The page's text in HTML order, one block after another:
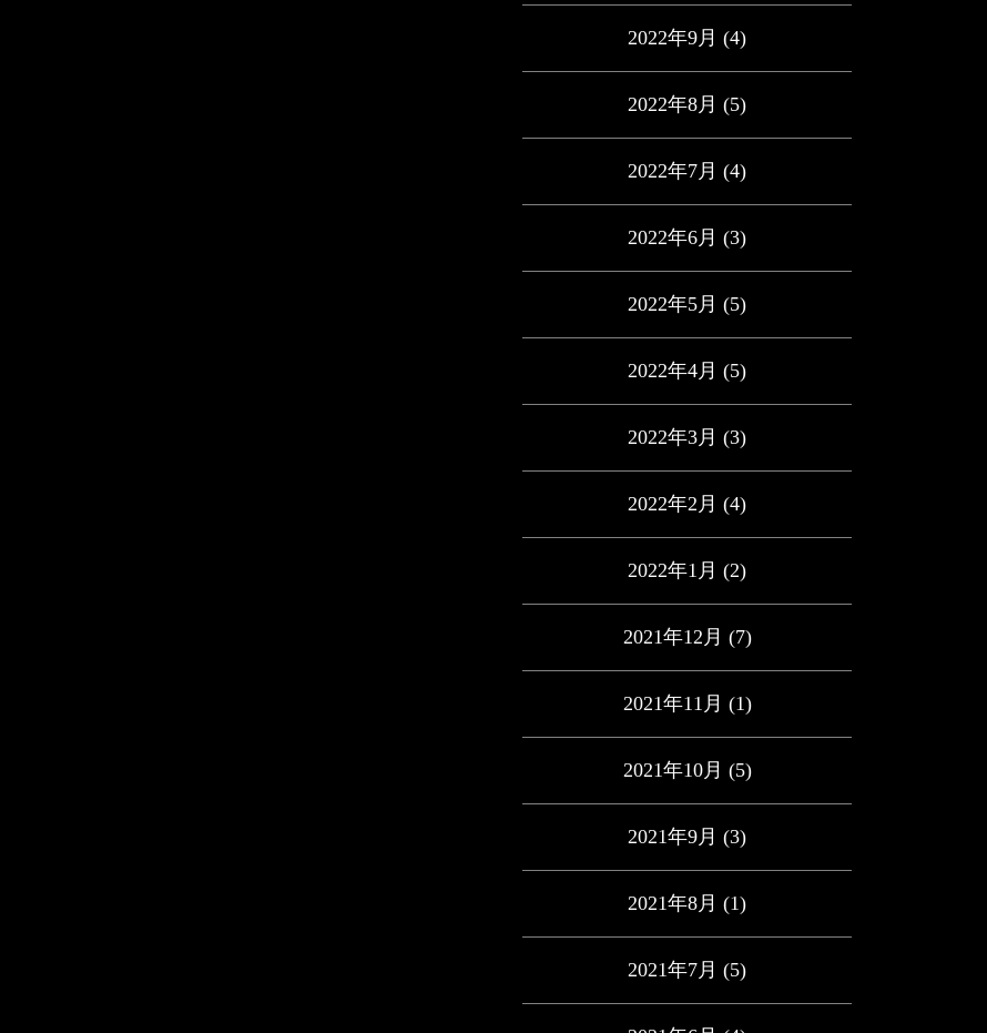
2022年9月 (4)
2022年8月 (5)
2022年7月 (4)
2022年6月 (3)
2022年5月 (5)
2022年4月 (5)
2022年3月 (3)
2022年2月 (4)
2022年1月 (2)
2021年12月 (7)
2021年11月 (1)
2021年10月 (5)
2021年9月 (3)
2021年8月 (1)
2021年7月 (5)